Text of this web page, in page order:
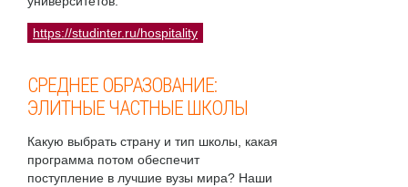
https://studinter.ru/hospitality
СРЕДНЕЕ ОБРАЗОВАНИЕ:
ЭЛИТНЫЕ ЧАСТНЫЕ ШКОЛЫ
Какую выбрать страну и тип школы, какая
программа потом обеспечит
поступление в лучшие вузы мира? Наши